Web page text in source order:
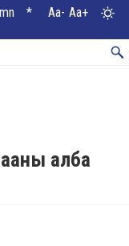
* Aa- Aa+
алба